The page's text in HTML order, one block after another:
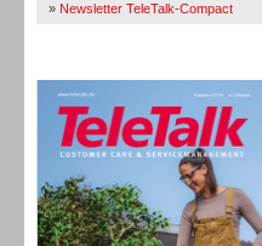
» Newsletter TeleTalk-Compact